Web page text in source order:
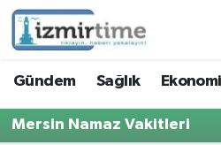
Gündem Sağlık Ekonomi
Mersin Namaz Vakitleri
Sağlık
Hava Durumu